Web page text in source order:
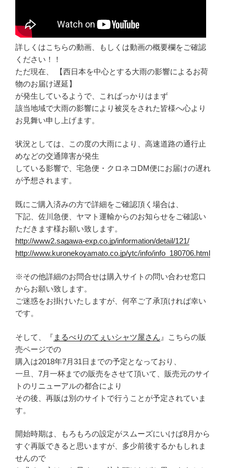
詳しくはこちらの動画、もしくは動画の概要欄をご確認
ください！！
ただ現在、 【西日本を中心とする大雨の影響によるお荷
物のお届け遅延】
が発生しているようで、こればっかりはまず
該当地域で大雨の影響により被災をされた皆様へ心より
お見舞い申し上げます。
状況としては、この度の大雨により、高速道路の通行止
めなどの交通障害が発生
している影響で、宅急便・クロネコDM便にお届けの遅れ
が予想されます。
既にご購入済みの方で詳細をご確認頂く場合は、
下記、佐川急便、ヤマト運輸からのお知らせをご確認い
ただきます様お願い致します。
http://www2.sagawa-exp.co.jp/information/detail/121/
http://www.kuronekoyamato.co.jp/ytc/info/info_180706.html
※その他詳細のお問合せは購入サイトの問い合わせ窓口
からお願い致します。
ご迷惑をお掛けいたしますが、何卒ご了承頂ければ幸い
です。
そして、『 まるべりのてぇいシャツ屋さん 』こちらの販
売ページでの
購入は2018年7月31日までの予定となっており、
一旦、7月一杯までの販売をさせて頂いて、販売元のサイ
トのリニューアルの都合により
その後、再販は別のサイトで行うことが予定されていま
す。
開始時期は、もろもろの設定がスムーズにいけば8月から
すぐ再販できると思いますが、多少前後するかもしれま
せんので